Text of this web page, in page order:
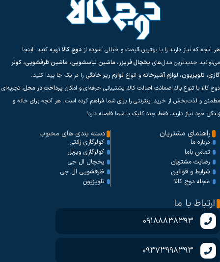
هر آنچه که نیاز دارید را با بهترین قیمت و خیالی آسوده از دوج کالاتهیه کنید. اینجا
می‌توانید جدیدترین مدل‌های یخچال فریزر، ماشین لباسشویی، ماشین ظرفشویی، کولر
گازی، تلویزیون، لوازم آشپزخانه و انواع لوازم ریز خانگی را در یک جا پیدا کنید.
دوج کالا با تنوع بالا، ضمانت اصالت کالا، پشتیبانی حرفه‌ای و امکان پرداخت در محل، تجربه‌ای
مطمئن و لذت‌بخش از خرید اینترنتی را برای شما فراهم کرده است. هر آنچه برای خانه و
زندگی خود نیاز دارید، فقط چند کلیک با شما فاصله دارد!
راهنمای مشتریان
درباره ما
تماس باما
رضایت مشتریان
شرایط و قوانین
مجله دوج کالا
دسته بندی های محبوب
کولرگازی زانتی
کولرگازی ویربل
یخچال ال جی
ظرفشویی ال جی
تلویزیون
ارتباط با ما
09188838393
09373998393